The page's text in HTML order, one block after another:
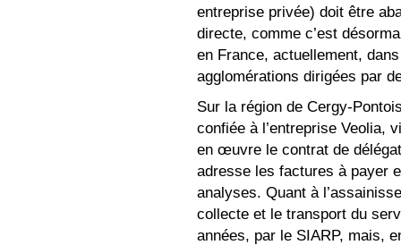
entreprise privée) doit être
directe, comme c’est
en France, actuellement,
agglomérations dirigées par
Sur la région de Cergy-
confiée à l’entreprise Veolia,
en œuvre le contrat de
adresse les factures à payer
analyses. Quant à
collecte et le transport du
années, par le SIARP, mais,